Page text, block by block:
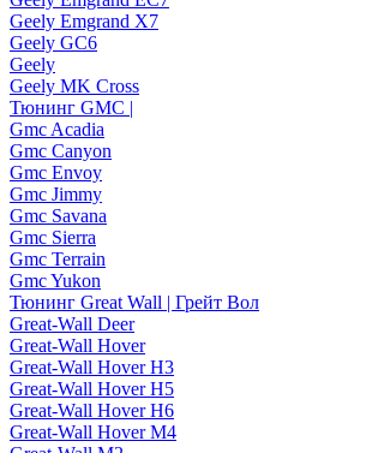
Geely Emgrand X7
Geely GC6
Geely
Geely MK Cross
Тюнинг GMC |
Gmc Acadia
Gmc Canyon
Gmc Envoy
Gmc Jimmy
Gmc Savana
Gmc Sierra
Gmc Terrain
Gmc Yukon
Тюнинг Great Wall | Грейт Вол
Great-Wall Deer
Great-Wall Hover
Great-Wall Hover H3
Great-Wall Hover H5
Great-Wall Hover H6
Great-Wall Hover M4